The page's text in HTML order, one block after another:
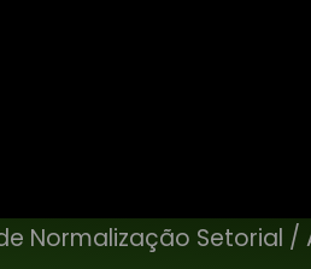
Normalização Setorial